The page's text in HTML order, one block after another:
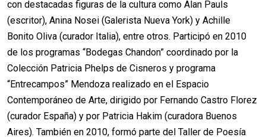
con destacadas figuras de la cultura como Alan Pauls
(escritor), Anina Nosei (Galerista Nueva York) y Achille
Bonito Oliva (curador Italia), entre otros. Participó en 2010
de los programas “Bodegas Chandon” coordinado por la
Colección Patricia Phelps de Cisneros y programa
“Entrecampos” Mendoza realizado en el Espacio
Contemporáneo de Arte, dirigido por Fernando Castro Florez
(curador España) y por Patricia Hakim (curadora Buenos
Aires). También en 2010, formó parte del Taller de Poesía